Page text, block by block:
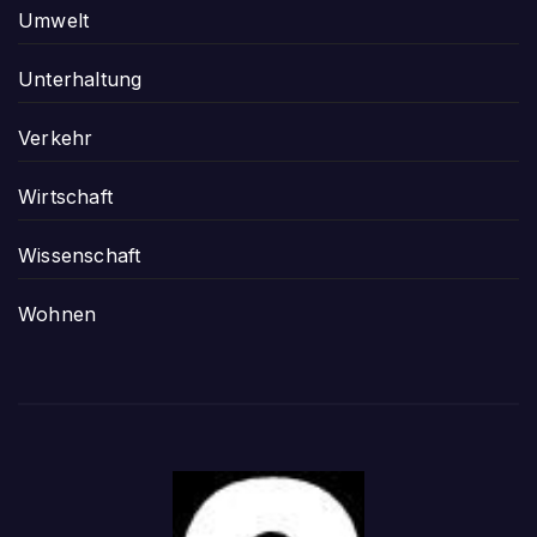
Umwelt
Unterhaltung
Verkehr
Wirtschaft
Wissenschaft
Wohnen